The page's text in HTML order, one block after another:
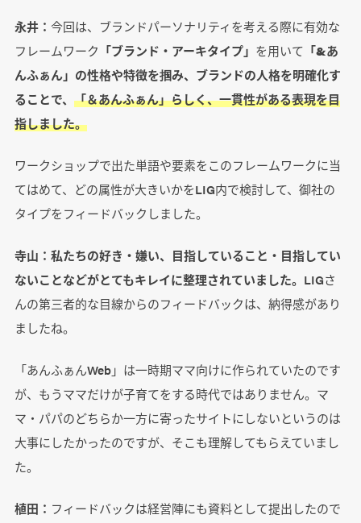
永井： 今回は、ブランドパーソナリティを考える際に有効な
フレームワーク 「ブランド・アーキタイプ」 を用いて 「&あ
んふぁん」の性格や特徴を掴み、ブランドの人格を明確化す
ることで、 「＆あんふぁん」らしく、一貫性がある表現を目
指しました。
ワークショップで出た単語や要素をこのフレームワークに当
てはめて、どの属性が大きいかをLIG内で検討して、御社の
タイプをフィードバックしました。
寺山：私たちの好き・嫌い、目指していること・目指してい
ないことなどがとてもキレイに整理されていました。 LIGさ
んの第三者的な目線からのフィードバックは、納得感があり
ましたね。
「あんふぁんWeb」は一時期ママ向けに作られていたのです
が、もうママだけが子育てをする時代ではありません。マ
マ・パパのどちらか一方に寄ったサイトにしないというのは
大事にしたかったのですが、そこも理解してもらえていまし
た。
植田： フィードバックは経営陣にも資料として提出したので